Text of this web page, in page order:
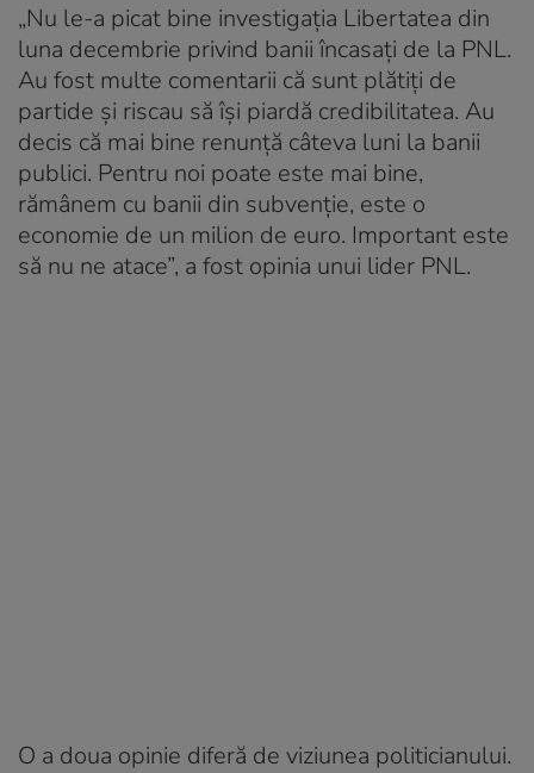
„Nu le-a picat bine investigația Libertatea din
luna decembrie privind banii încasați de la PNL.
Au fost multe comentarii că sunt plătiți de
partide și riscau să își piardă credibilitatea. Au
decis că mai bine renunță câteva luni la banii
publici. Pentru noi poate este mai bine,
rămânem cu banii din subvenție, este o
economie de un milion de euro. Important este
să nu ne atace”, a fost opinia unui lider PNL.
O a doua opinie diferă de viziunea politicianului.